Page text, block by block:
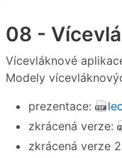
08 -
Vícevláknové
Modely
prezentace:
zkrácená verze:
zkrácená verze